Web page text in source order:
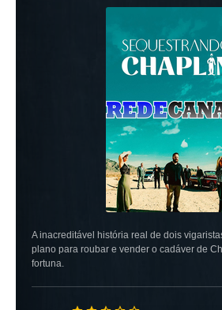
A inacreditável história real de dois
plano para roubar e vender o cadáver de
fortuna.